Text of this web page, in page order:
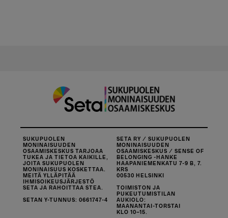
SUKUPUOLEN
MONINAISUUDEN
OSAAMISKESKUS TARJOAA
TUKEA JA TIETOA KAIKILLE,
JOITA SUKUPUOLEN
MONINAISUUS KOSKETTAA.
MEITÄ YLLÄPITÄÄ
IHMISOIKEUSJÄRJESTÖ
SETA JA RAHOITTAA STEA.
SETAN Y-TUNNUS: 0661747-4
SETA RY / SUKUPUOLEN
MONINAISUUDEN
OSAAMISKESKUS / SENSE OF
BELONGING -HANKE
HAAPANIEMENKATU 7-9 B, 7.
KRS
00530 HELSINKI
TOIMISTON JA
PUKEUTUMISTILAN
AUKIOLO:
MAANANTAI-TORSTAI
KLO 10–15.